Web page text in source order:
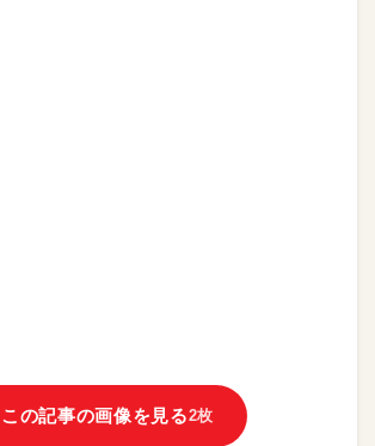
この記事の画像を見る2枚